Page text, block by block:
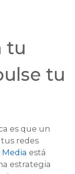
tu
tu
es que un
redes
está
estrategia